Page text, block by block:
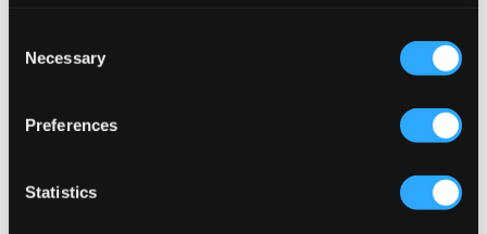
the Privacy trigger icon.
Collect information about your geographical
meters
Identify your device by actively scanning it for
Selection
Necessary
Preferences
Statistics
Podcast-Reihe von Vertex, führt Moderatorin
Gespräche mit Steuer-, IT- und
Ausarbeitung der Vorschriften für Procure-to-
Pay-Prozesse beteiligt sind. Wenn auch Sie zu